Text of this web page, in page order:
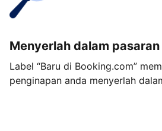
Menyerlah dalam pasaran
Label “Baru di Booking.com”
penginapan anda menyerlah